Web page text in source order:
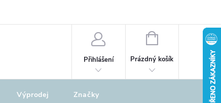
Přihlášení
NÁKUPNÍ
Prázdný košík
Výprodej Značky